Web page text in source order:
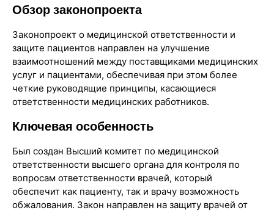
Обзор законопроекта
Законопроект о медицинской ответственности и
защите пациентов направлен на улучшение
взаимоотношений между поставщиками медицинских
услуг и пациентами, обеспечивая при этом более
четкие руководящие принципы, касающиеся
ответственности медицинских работников.
Ключевая особенность
Был создан Высший комитет по медицинской
ответственности высшего органа для контроля по
вопросам ответственности врачей, который
обеспечит как пациенту, так и врачу возможность
обжалования. Закон направлен на защиту врачей от